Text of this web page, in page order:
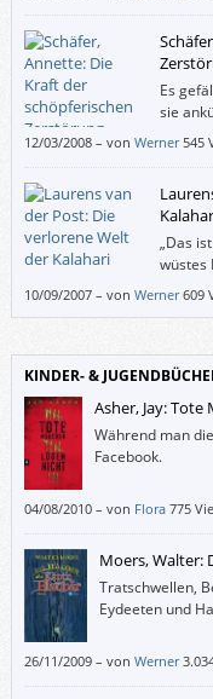
Es
sie
12/03/2008– von Werner 545
„Das
wüstes
paar
10/09/2007– von Werner 609
KINDER- &
Asher, Jay:
Während man
Facebook.
04/08/2010– von Flora 775
Moers, Walter:
Tratschwellen,
Eydeeten und
26/11/2009– von Werner